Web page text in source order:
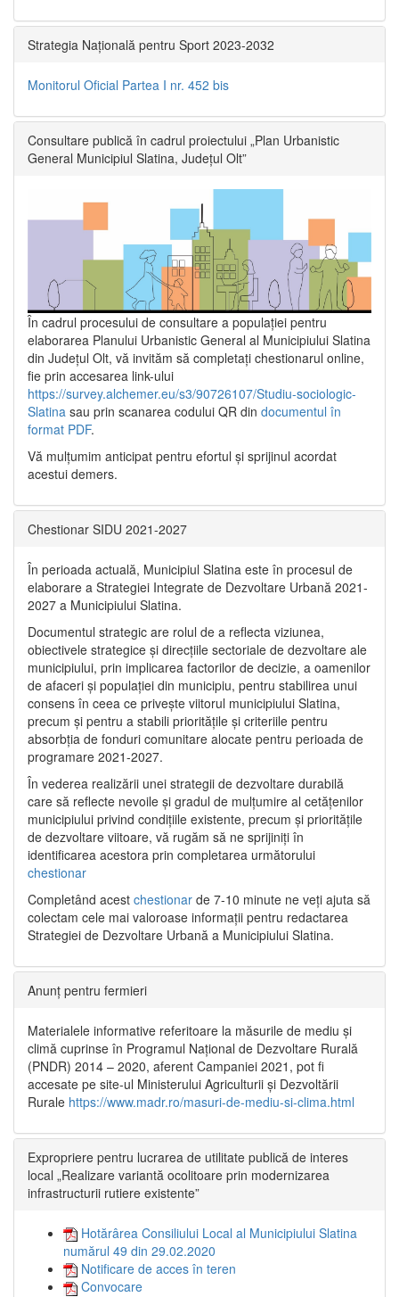
Strategia Națională pentru Sport 2023-2032
Monitorul Oficial Partea I nr. 452 bis
Consultare publică în cadrul proiectului „Plan Urbanistic
General Municipiul Slatina, Județul Olt”
În cadrul procesului de consultare a populaţiei pentru
elaborarea Planului Urbanistic General al Municipiului Slatina
din Județul Olt, vă invităm să completați chestionarul online,
fie prin accesarea link-ului
https://survey.alchemer.eu/s3/90726107/Studiu-sociologic-
Slatina sau prin scanarea codului QR din documentul în
format PDF.
Vă mulţumim anticipat pentru efortul şi sprijinul acordat
acestui demers.
Chestionar SIDU 2021-2027
În perioada actuală, Municipiul Slatina este în procesul de
elaborare a Strategiei Integrate de Dezvoltare Urbană 2021‐
2027 a Municipiului Slatina.
Documentul strategic are rolul de a reflecta viziunea,
obiectivele strategice și direcțiile sectoriale de dezvoltare ale
municipiului, prin implicarea factorilor de decizie, a oamenilor
de afaceri și populației din municipiu, pentru stabilirea unui
consens în ceea ce privește viitorul municipiului Slatina,
precum și pentru a stabili prioritățile și criteriile pentru
absorbția de fonduri comunitare alocate pentru perioada de
programare 2021-2027.
În vederea realizării unei strategii de dezvoltare durabilă
care să reflecte nevoile și gradul de mulțumire al cetățenilor
municipiului privind condițiile existente, precum și prioritățile
de dezvoltare viitoare, vă rugăm să ne sprijiniți în
identificarea acestora prin completarea următorului
chestionar
Completând acest chestionar de 7-10 minute ne veți ajuta să
colectam cele mai valoroase informații pentru redactarea
Strategiei de Dezvoltare Urbană a Municipiului Slatina.
Anunț pentru fermieri
Materialele informative referitoare la măsurile de mediu și
climă cuprinse în Programul Național de Dezvoltare Rurală
(PNDR) 2014 – 2020, aferent Campaniei 2021, pot fi
accesate pe site-ul Ministerului Agriculturii și Dezvoltării
Rurale https://www.madr.ro/masuri-de-mediu-si-clima.html
Expropriere pentru lucrarea de utilitate publică de interes
local „Realizare variantă ocolitoare prin modernizarea
infrastructurii rutiere existente”
Hotărârea Consiliului Local al Municipiului Slatina
numărul 49 din 29.02.2020
Notificare de acces în teren
Convocare